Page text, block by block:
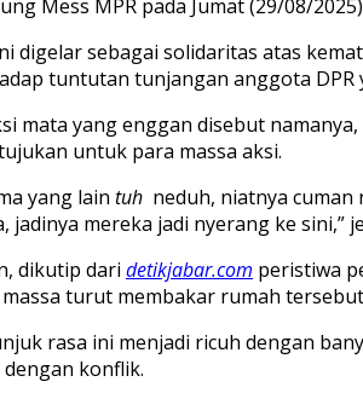
Mess MPR pada Jumat (29/08/
digelar sebagai solidaritas atas
tuntutan tunjangan anggota DPR
mata yang enggan disebut
untuk para massa aksi.
yang lain tuh neduh, niatnya
jadinya mereka jadi nyerang ke sini,”
dikutip dari detikjabar.com peristiwa
turut membakar rumah
rasa ini menjadi ricuh dengan
konflik.